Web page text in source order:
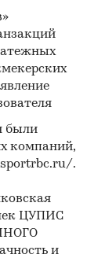
были
компаний,
.
ЦУПИС
и